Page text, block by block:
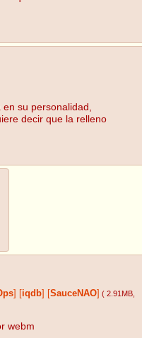
su personalidad,
decir que la relleno
] [iqdb] [SauceNAO] ( 2.91MB
webm